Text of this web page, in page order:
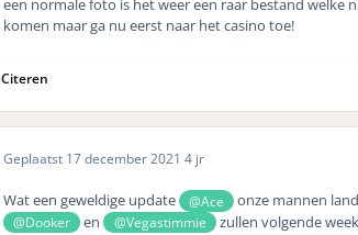
een normale foto is het weer een raar bestand
komen maar ga nu eerst naar het casino toe!
Citeren
Geplaatst 17 december 2021 4 jr
Wat een geweldige update @Ace onze mannen
@Dooker en @Vegastimmie zullen volgende